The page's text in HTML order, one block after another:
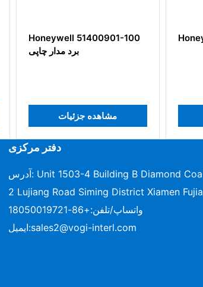
Honeywell TC-IDJ161
مشاهده جزئیات
دفتر مرکزی
آدرس: Unit 1503-4 Building B Diamond Coast, No.96-
2 Lujiang Road Siming District Xiamen
واتساپ/تلفن:+86-18050019721
ایمیل:sales2@vogi-interl.com